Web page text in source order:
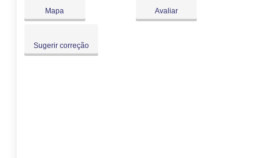
Mapa Avaliar
Sugerir correção